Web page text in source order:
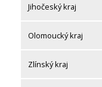
Jihočeský kraj
Olomoucký kraj
Zlínský kraj